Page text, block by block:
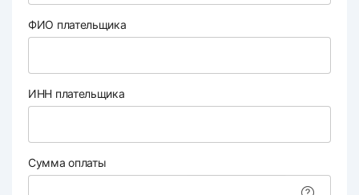
ФИО плательщика
ИНН плательщика
Сумма оплаты